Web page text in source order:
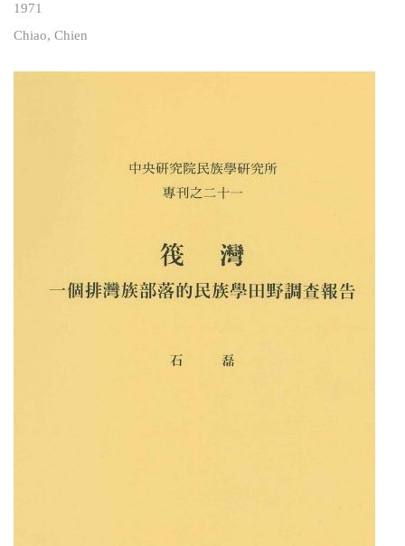
1971
Chiao, Chien